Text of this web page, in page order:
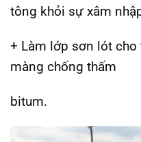
tông khỏi sự xâm
+ Làm lớp sơn lót
màng chống thấm
bitum.